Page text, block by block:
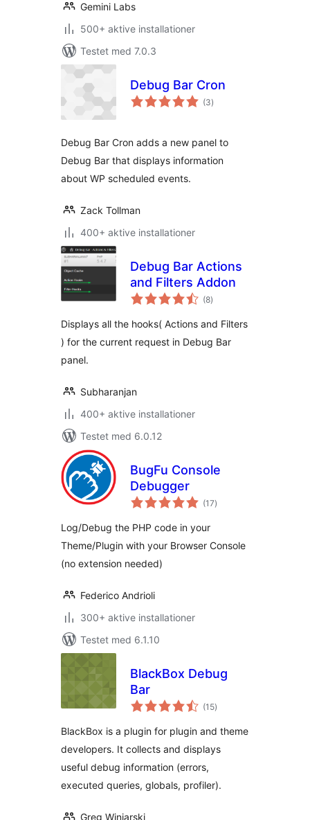
Gemini Labs
500+ aktive installationer
Testet med 7.0.3
Debug Bar Cron
(3totale
bedømmelser
)
Debug Bar Cron adds a new panel to
Debug Bar that displays information
about WP scheduled events.
Zack Tollman
400+ aktive installationer
Debug Bar Actions
and Filters Addon
(8totale
bedømmelser
)
Displays all the hooks( Actions and Filters
) for the current request in Debug Bar
panel.
Subharanjan
400+ aktive installationer
Testet med 6.0.12
BugFu Console
Debugger
(17totale
bedømmelser
)
Log/Debug the PHP code in your
Theme/Plugin with your Browser Console
(no extension needed)
Federico Andrioli
300+ aktive installationer
Testet med 6.1.10
BlackBox Debug
Bar
(15totale
bedømmelser
)
BlackBox is a plugin for plugin and theme
developers. It collects and displays
useful debug information (errors,
executed queries, globals, profiler).
Greg Winiarski